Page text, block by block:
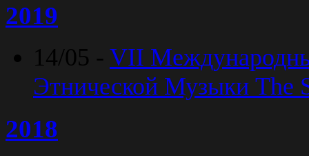
2019
14/05 - VII
Этнической Музыки The
2018